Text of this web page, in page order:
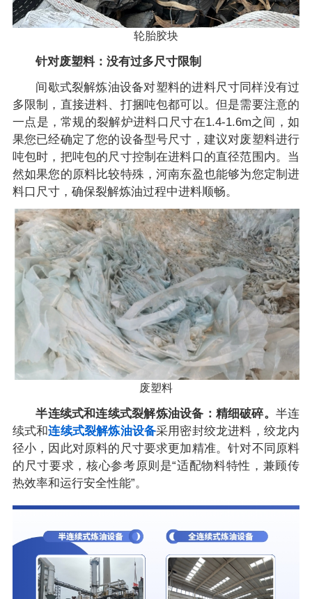
轮胎胶块
针对废塑料：没有过多尺寸限制
间歇式裂解炼油设备对塑料的进料尺寸同样没有过
多限制，直接进料、打捆吨包都可以。但是需要注意的
一点是，常规的裂解炉进料口尺寸在1.4-1.6m之间，如
果您已经确定了您的设备型号尺寸，建议对废塑料进行
吨包时，把吨包的尺寸控制在进料口的直径范围内。当
然如果您的原料比较特殊，河南东盈也能够为您定制进
料口尺寸，确保裂解炼油过程中进料顺畅。
废塑料
半连续式和连续式裂解炼油设备：精细破碎。 半连
续式和连续式裂解炼油设备采用密封绞龙进料，绞龙内
径小，因此对原料的尺寸要求更加精准。针对不同原料
的尺寸要求，核心参考原则是“适配物料特性，兼顾传
热效率和运行安全性能”。